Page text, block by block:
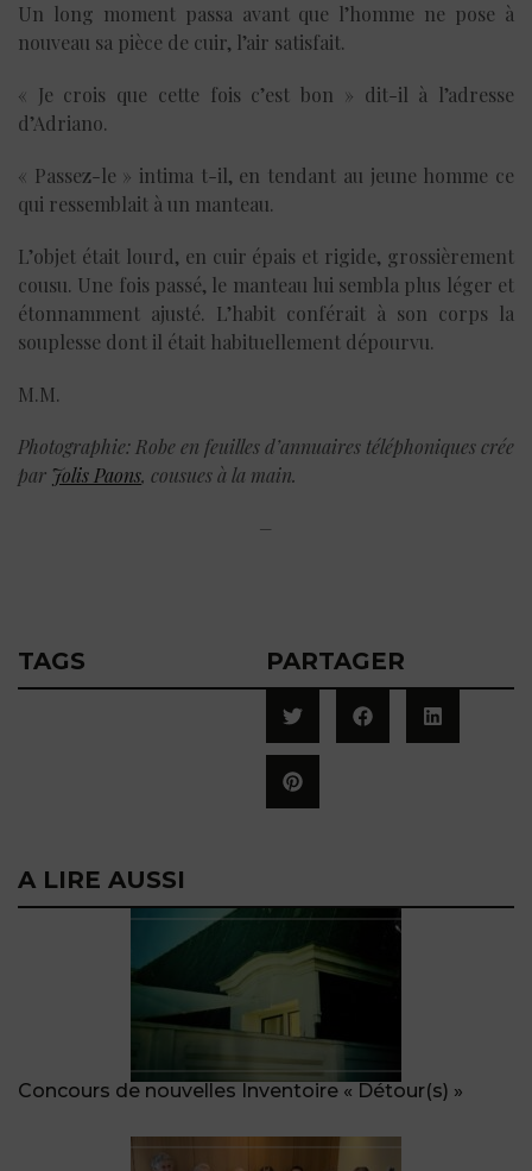
Un long moment passa avant que l’homme ne pose à
nouveau sa pièce de cuir, l’air satisfait.
« Je crois que cette fois c’est bon » dit-il à l’adresse
d’Adriano.
« Passez-le » intima t-il, en tendant au jeune homme ce
qui ressemblait à un manteau.
L’objet était lourd, en cuir épais et rigide, grossièrement
cousu. Une fois passé, le manteau lui sembla plus léger et
étonnamment ajusté. L’habit conférait à son corps la
souplesse dont il était habituellement dépourvu.
M.M.
Photographie: Robe en feuilles d’annuaires téléphoniques crée
par Jolis Paons, cousues à la main.
–
TAGS PARTAGER
A LIRE AUSSI
Concours de nouvelles Inventoire « Détour(s) »